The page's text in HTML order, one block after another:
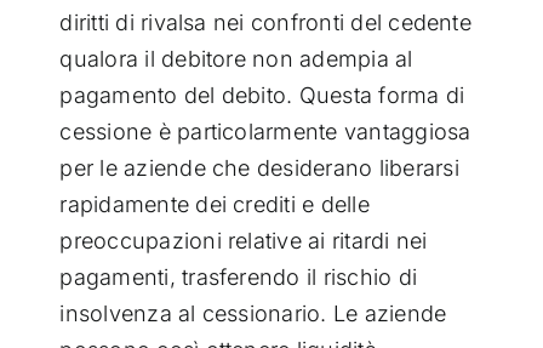
diritti di rivalsa nei confronti del cedente
qualora il debitore non adempia al
pagamento del debito. Questa forma di
cessione è particolarmente vantaggiosa
per le aziende che desiderano liberarsi
rapidamente dei crediti e delle
preoccupazioni relative ai ritardi nei
pagamenti, trasferendo il rischio di
insolvenza al cessionario. Le aziende